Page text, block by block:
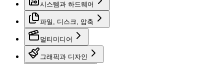
시스템과 하드웨어
파일, 디스크, 압축
멀티미디어
그래픽과 디자인